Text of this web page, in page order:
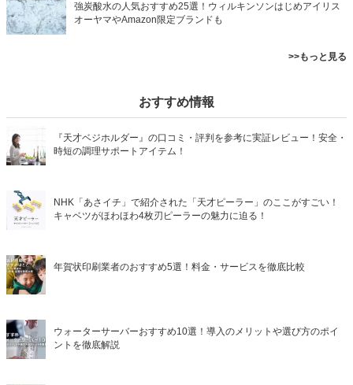
強炭酸水の人気おすすめ25選！ウィルキンソンはじめアイリス
オーヤマやAmazon限定ブランドも
>>もっと見る
おすすめ情報
『天才ベジホルダー』の口コミ・評判を参考に実証レビュー！安全・
時短の調理サポートアイテム！
NHK「あさイチ」で紹介された「天才ピーラー」のここがすごい！
キャベツがほわほわ4枚刃ピーラーの魅力に迫る！
年賀状印刷業者のおすすめ5選！料金・サービスを徹底比較
ウォーターサーバーおすすめ10選！導入のメリットや選び方のポイ
ントを徹底解説